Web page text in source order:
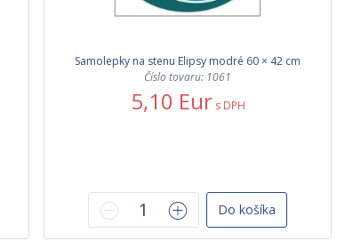
Samolepky na stenu Elipsy modré 60 × 42 cm
Číslo tovaru: 1061
5,10 Eur s DPH
Do košíka